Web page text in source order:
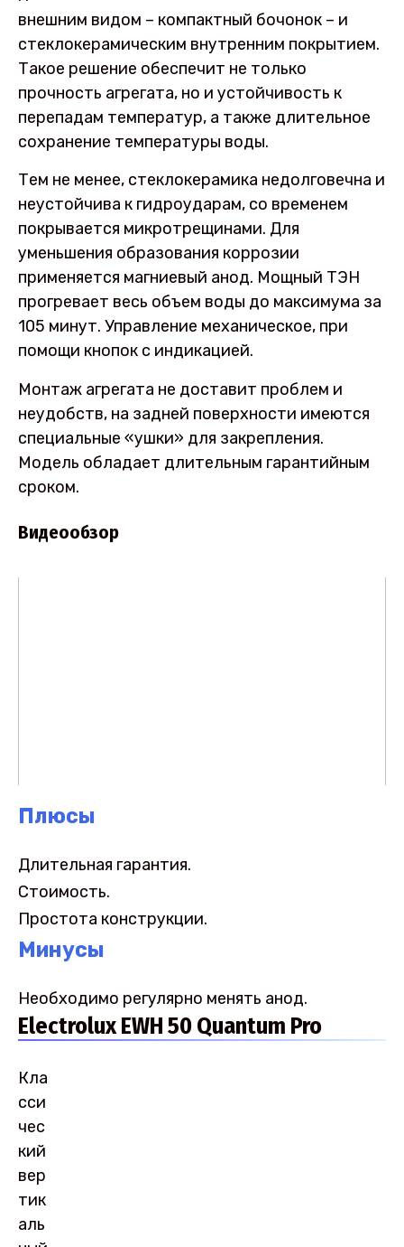
внешним видом – компактный бочонок – и
стеклокерамическим внутренним покрытием.
Такое решение обеспечит не только
прочность агрегата, но и устойчивость к
перепадам температур, а также длительное
сохранение температуры воды.
Тем не менее, стеклокерамика недолговечна и
неустойчива к гидроударам, со временем
покрывается микротрещинами. Для
уменьшения образования коррозии
применяется магниевый анод. Мощный ТЭН
прогревает весь объем воды до максимума за
105 минут. Управление механическое, при
помощи кнопок с индикацией.
Монтаж агрегата не доставит проблем и
неудобств, на задней поверхности имеются
специальные «ушки» для закрепления.
Модель обладает длительным гарантийным
сроком.
Видеообзор
Плюсы
Длительная гарантия.
Стоимость.
Простота конструкции.
Минусы
Необходимо регулярно менять анод.
Electrolux EWH 50 Quantum Pro
Кла
сси
чес
кий
вер
тик
аль